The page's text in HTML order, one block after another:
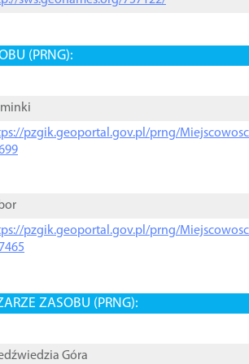
(PRNG):
pzgik.geoportal.gov.pl/prng/Miejscowosc/
pzgik.geoportal.gov.pl/prng/Miejscowosc/
ZASOBU (PRNG):
Góra